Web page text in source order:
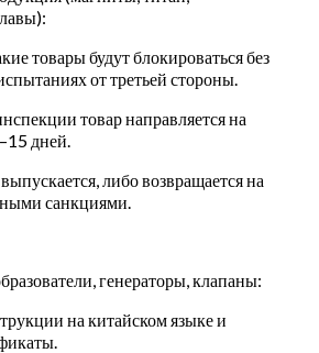
товары будут блокироваться без
от третьей стороны.
товар направляется на
дней.
либо возвращается на
санкциями.
генераторы, клапаны:
на китайском языке и